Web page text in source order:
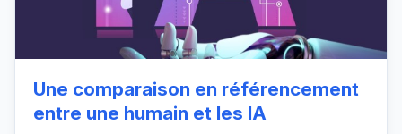
Une comparaison en référencement
entre une humain et les IA